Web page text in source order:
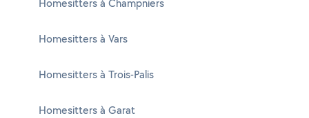
Homesitters à Champniers
Homesitters à Vars
Homesitters à Trois-Palis
Homesitters à Garat